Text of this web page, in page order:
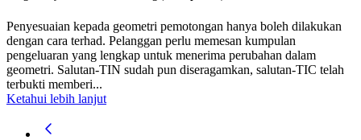
Penyesuaian kepada geometri pemotongan hanya boleh dilakukan
dengan cara terhad. Pelanggan perlu memesan kumpulan
pengeluaran yang lengkap untuk menerima perubahan dalam
geometri. Salutan-TIN sudah pun diseragamkan, salutan-TIC telah
terbukti memberi...
Ketahui lebih lanjut